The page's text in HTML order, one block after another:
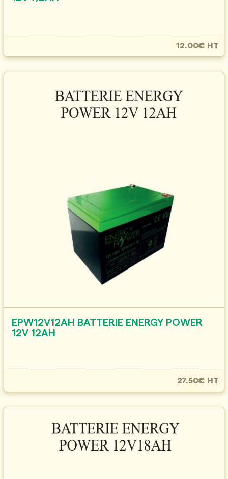
12.00€ HT
EPW12V12AH BATTERIE ENERGY POWER
12V 12AH
27.50€ HT